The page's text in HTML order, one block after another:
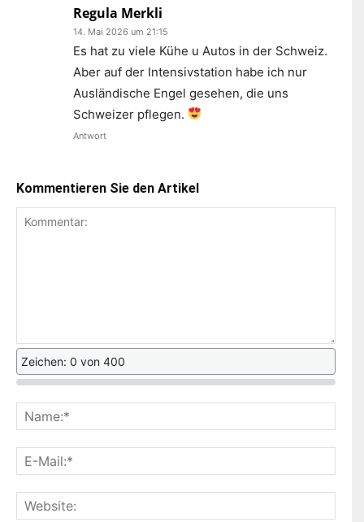
Regula Merkli
14. Mai 2026 um 21:15
Es hat zu viele Kühe u Autos in der Schweiz.
Aber auf der Intensivstation habe ich nur
Ausländische Engel gesehen, die uns
Schweizer pflegen.
Antwort
Kommentieren Sie den Artikel
Zeichen: 0 von 400